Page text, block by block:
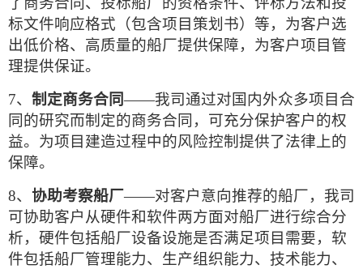
标文件响应格式（包含项目策划书）等，为客户选
出低价格、高质量的船厂提供保障，为客户项目管
理提供保证。
7、 制定商务合同——我司通过对国内外众多项目合
同的研究而制定的商务合同，可充分保护客户的权
益。为项目建造过程中的风险控制提供了法律上的
保障。
8、 协助考察船厂——对客户意向推荐的船厂，我司
可协助客户从硬件和软件两方面对船厂进行综合分
析，硬件包括船厂设备设施是否满足项目需要，软
件包括船厂管理能力、生产组织能力、技术能力、